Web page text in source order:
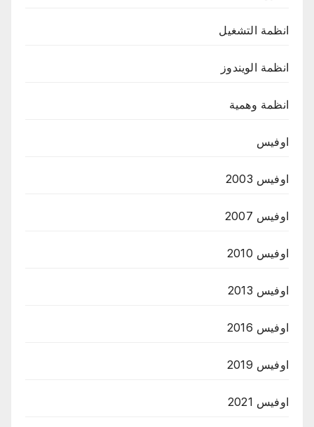
انظمة التشغيل
انظمة الويندوز
انظمة وهمية
اوفيس
اوفيس 2003
اوفيس 2007
اوفيس 2010
اوفيس 2013
اوفيس 2016
اوفيس 2019
اوفيس 2021